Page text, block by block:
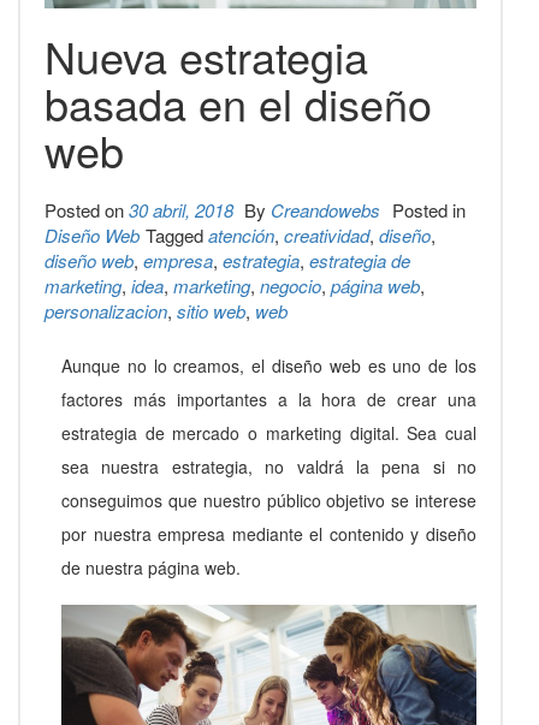
Nueva estrategia
basada en el diseño
web
Posted on30 abril, 2018 By Creandowebs Posted in
Diseño Web Taggedatención, creatividad, diseño,
diseño web, empresa, estrategia, estrategia de
marketing, idea, marketing, negocio, página web,
personalizacion, sitio web, web
Aunque no lo creamos, el diseño web es uno de los
factores más importantes a la hora de crear una
estrategia de mercado o marketing digital. Sea cual
sea nuestra estrategia, no valdrá la pena si no
conseguimos que nuestro público objetivo se interese
por nuestra empresa mediante el contenido y diseño
de nuestra página web.